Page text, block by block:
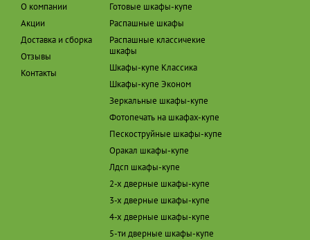
О компании
Акции
Доставка и сборка
Отзывы
Контакты
Готовые шкафы-купе
Распашные шкафы
Распашные классичекие
шкафы
Шкафы-купе Классика
Шкафы-купе Эконом
Зеркальные шкафы-купе
Фотопечать на шкафах-купе
Пескоструйные шкафы-купе
Оракал шкафы-купе
Лдсп шкафы-купе
2-х дверные шкафы-купе
3-х дверные шкафы-купе
4-х дверные шкафы-купе
5-ти дверные шкафы-купе